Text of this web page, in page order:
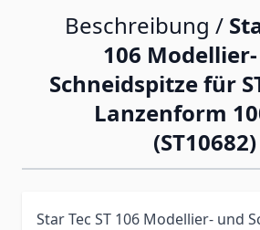
Beschreibung /
106
Schneidspitze für
Lanzenform
(ST10682)
Star Tec ST 106 Modellier- und